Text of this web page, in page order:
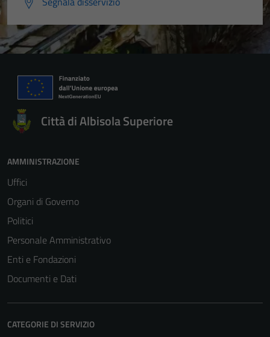
Città di Albisola Superiore
AMMINISTRAZIONE
Uffici
Organi di Governo
Politici
Personale Amministrativo
Enti e Fondazioni
Documenti e Dati
CATEGORIE DI SERVIZIO